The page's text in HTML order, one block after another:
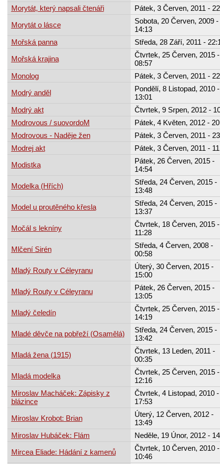
Morytát, který napsali čtenáři
Pátek, 3 Červen, 2011 -
Morytát o lásce
Sobota, 20 Červen, 2009 -
14:13
Mořská panna
Středa, 28 Září, 2011 -
Mořská krajina
Čtvrtek, 25 Červen, 2015 -
08:57
Monolog
Pátek, 3 Červen, 2011 -
Modrý anděl
Pondělí, 8 Listopad, 2010 -
13:01
Modrý akt
Čtvrtek, 9 Srpen, 2012 -
Modrovous / suovordoM
Pátek, 4 Květen, 2012 -
Modrovous - Naděje žen
Pátek, 3 Červen, 2011 -
Modrej akt
Pátek, 3 Červen, 2011 -
Modistka
Pátek, 26 Červen, 2015 -
14:54
Modelka (Hřích)
Středa, 24 Červen, 2015 -
13:48
Model u proutěného křesla
Středa, 24 Červen, 2015 -
13:37
Močál s lekníny
Čtvrtek, 18 Červen, 2015 -
11:28
Mlčení Sirén
Středa, 4 Červen, 2008 -
00:58
Mladý Routy v Céleyranu
Úterý, 30 Červen, 2015 -
15:00
Mladý Routy v Céleyranu
Pátek, 26 Červen, 2015 -
13:05
Mladý čeledín
Čtvrtek, 25 Červen, 2015 -
14:19
Mladé děvče na pobřeží (Osamělá)
Středa, 24 Červen, 2015 -
13:42
Mladá žena (1915)
Čtvrtek, 13 Leden, 2011 -
00:35
Mladá modelka
Čtvrtek, 25 Červen, 2015 -
12:16
Miroslav Macháček: Zápisky z
blázince
Čtvrtek, 4 Listopad, 2010 -
17:53
Miroslav Krobot: Brian
Úterý, 12 Červen, 2012 -
13:49
Miroslav Hubáček: Flám
Neděle, 19 Únor, 2012 -
Mircea Eliade: Hádání z kamenů
Čtvrtek, 10 Červen, 2010 -
10:46